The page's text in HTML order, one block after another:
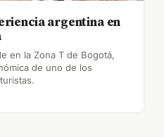
argentina en
en la Zona T de Bogotá,
de uno de los